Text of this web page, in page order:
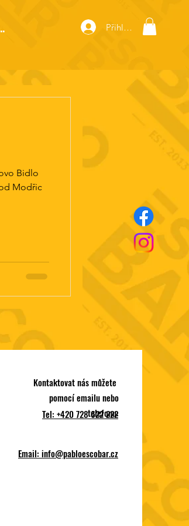
Přihlásit se
Bidlo
Modřic
Tel: +420 728 622 222
Kontaktovat nás můžete
pomocí emailu nebo
telefonu:
Email: info@pabloescobar.cz